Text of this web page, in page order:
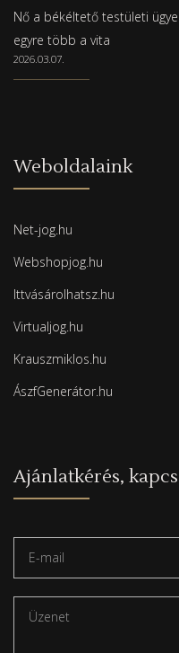
Nő a békéltető testületi
egyre több a vita
2026.03.07.
Weboldalaink
Net-jog.hu
Webshopjog.hu
Ittvásárolhatsz.hu
Virtualjog.hu
Krauszmiklos.hu
ÁszfGenerátor.hu
Ajánlatkérés,